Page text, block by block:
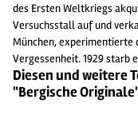
des Ersten Weltkriegs
Versuchsstall auf und
München, experimentierte
Vergessenheit. 1929 starb
Diesen und weitere
"Bergische